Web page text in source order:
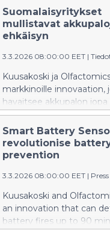
toimintaansa Suomessa.
Suomalaisyritykset
mullistavat
ehkäisyn
3.3.2026 08:00:00 EET |
Kuusakoski ja
markkinoille innovaation,
havaitsee akkupalon
tuntia ennen syttymistä.
Smart Battery
revolutionise
prevention
3.3.2026 08:00:00 EET |
Kuusakoski and
an innovation that can
battery fires up to 90